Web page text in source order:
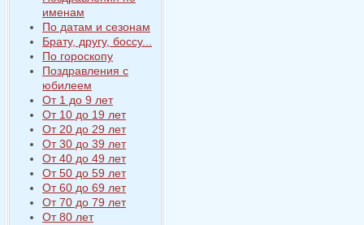
именам
По датам и сезонам
Брату, другу, боссу...
По гороскопу
Поздравления с
юбилеем
От 1 до 9 лет
От 10 до 19 лет
От 20 до 29 лет
От 30 до 39 лет
От 40 до 49 лет
От 50 до 59 лет
От 60 до 69 лет
От 70 до 79 лет
От 80 лет